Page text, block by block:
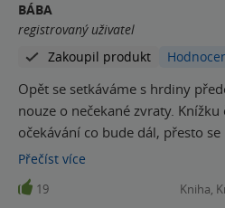
BÁBA
registrovaný uživatel
Zakoupil produkt
Opět se setkáváme s hrdiny
nouze o nečekané zvraty.
očekávání co bude dál, přesto
psychothriler kdy ani nedýcháte
dávkováno tak akorát na hraně.
kráse autorčiných knih je časté
Přečíst více
19 Kniha,